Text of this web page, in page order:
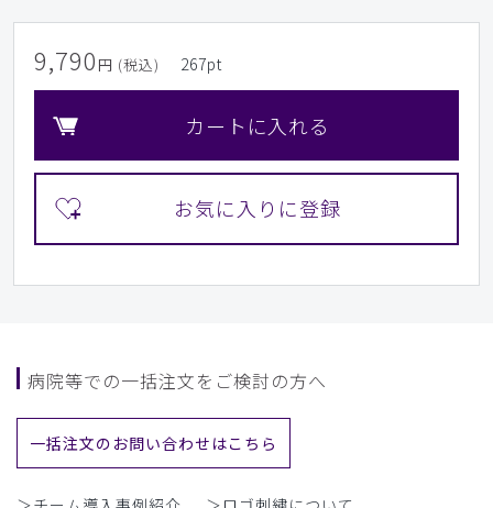
9,790 円 (税込) 267pt
カートに入れる
病院等での一括注文をご検討の方へ
一括注文のお問い合わせはこちら